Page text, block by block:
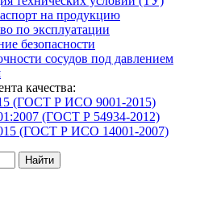
на продукцию
по эксплуатации
безопасности
сосудов под давлением
качества:
(ГОСТ Р ИСО 9001-2015)
(ГОСТ Р 54934-2012)
(ГОСТ Р ИСО 14001-2007)
Найти